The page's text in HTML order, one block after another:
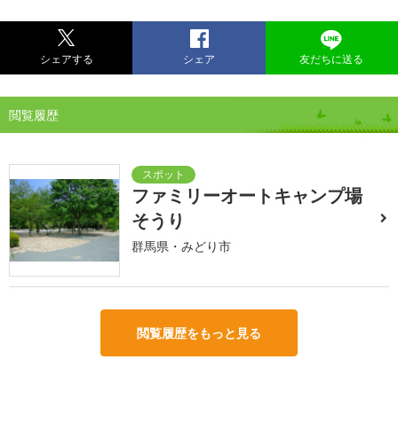
シェアする シェア 友だちに送る
閲覧履歴
ファミリーオートキャンプ場
そうり
群馬県・みどり市
閲覧履歴をもっと見る